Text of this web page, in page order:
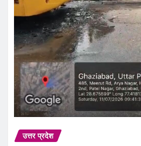
उत्तर प्रदेश